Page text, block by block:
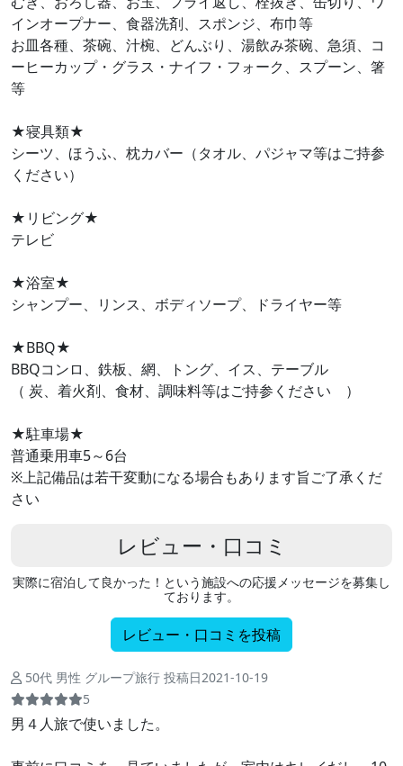
インオープナー、食器洗剤、スポンジ、布巾等
お皿各種、茶碗、汁椀、どんぶり、湯飲み茶碗、急須、コ
ーヒーカップ・グラス・ナイフ・フォーク、スプーン、箸
等
★寝具類★
シーツ、ほうふ、枕カバー（タオル、パジャマ等はご持参
ください）
★リビング★
テレビ
★浴室★
シャンプー、リンス、ボディソープ、ドライヤー等
★BBQ★
BBQコンロ、鉄板、網、トング、イス、テーブル
（ 炭、着火剤、食材、調味料等はご持参ください ）
★駐車場★
普通乗用車5～6台
※上記備品は若干変動になる場合もあります旨ご了承くだ
さい
レビュー・口コミ
実際に宿泊して良かった！という施設への応援メッセージを募集し
ております。
レビュー・口コミを投稿
50代 男性 グループ旅行 投稿日2021-10-19
5
男４人旅で使いました。